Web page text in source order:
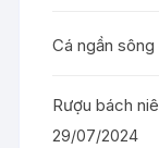
Cá ngần
Rượu bách
29/07/2024